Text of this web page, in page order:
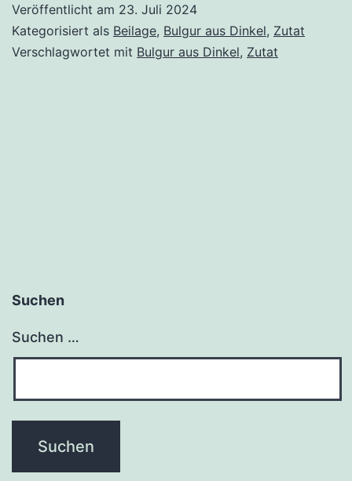
Veröffentlicht am 23. Juli 2024
Kategorisiert als Beilage, Bulgur aus Dinkel, Zutat
Verschlagwortet mit Bulgur aus Dinkel, Zutat
Suchen
Suchen …